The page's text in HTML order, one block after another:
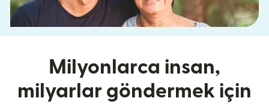
Milyonlarca insan,
milyarlar göndermek için